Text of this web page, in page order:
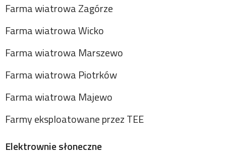
Farma wiatrowa Zagórze
Farma wiatrowa Wicko
Farma wiatrowa Marszewo
Farma wiatrowa Piotrków
Farma wiatrowa Majewo
Farmy eksploatowane przez TEE
Elektrownie słoneczne